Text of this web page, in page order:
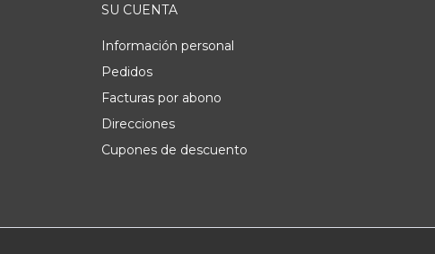
SU CUENTA
Información personal
Pedidos
Facturas por abono
Direcciones
Cupones de descuento